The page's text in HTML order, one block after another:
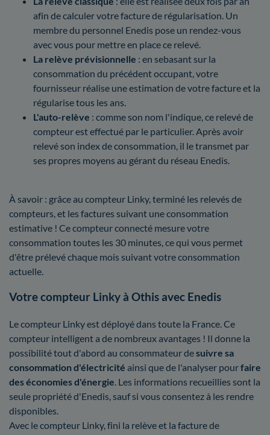
afin de calculer votre facture de régularisation. Un
membre du personnel Enedis pose un rendez-vous
avec vous pour mettre en place ce relevé.
La relève prévisionnelle : en sebasant sur la
consommation du précédent occupant, votre
fournisseur réalise une estimation de votre facture et la
régularise tous les ans.
L'auto-relève : comme son nom l'indique, ce relevé de
compteur est effectué par le particulier. Après avoir
relevé son index de consommation, il le transmet par
ses propres moyens au gérant du réseau Enedis.
À savoir : grâce au compteur Linky, terminé les relevés de
compteurs, et les factures suivant une consommation
estimative ! Ce compteur connecté mesure votre
consommation toutes les 30 minutes, ce qui vous permet
d'être prélevé chaque mois suivant votre consommation
actuelle.
Votre compteur Linky à Othis avec Enedis
Le compteur Linky est déployé dans toute la France. Ce
compteur intelligent a de nombreux avantages ! Il donne la
possibilité tout d'abord au consommateur desuivre sa
consommation d'électricité ainsi que de l'analyser pourfaire
des économies d'énergie . Les informations recueillies sont la
seule propriété d'Enedis, sauf si vous consentez à les rendre
disponibles.
Avec le compteur Linky, fini la relève et la facture de